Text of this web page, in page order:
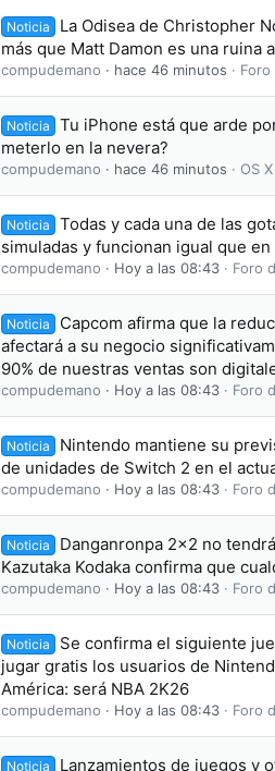
Noticia
La Odisea de Christopher
más que Matt Damon es una ruina
compudemano hace 46 minutos
Noticia
Tu iPhone está que arde
meterlo en la nevera?
compudemano hace 46 minutos OS X
Noticia
Todas y cada una de las
simuladas y funcionan igual que
compudemano Hoy a las 08:43 Foro
Noticia
Capcom afirma que la
afectará a su negocio
90% de nuestras ventas son
compudemano Hoy a las 08:43 Foro
Noticia
Nintendo mantiene su
de unidades de Switch 2 en el
compudemano Hoy a las 08:43 Foro
Noticia
Danganronpa 2×2 no
Kazutaka Kodaka confirma que
compudemano Hoy a las 08:43 Foro
Noticia
Se confirma el siguiente
jugar gratis los usuarios de
América: será NBA 2K26
compudemano Hoy a las 08:43 Foro
Noticia
Lanzamientos de juegos y